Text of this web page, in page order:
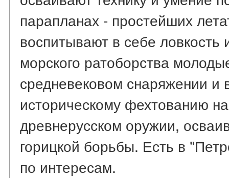
парапланах - простейших
воспитывают в себе
морского ратоборства
средневековом снаряжении и
историческому фехтованию
древнерусском оружии,
горицкой борьбы. Есть в
по интересам.